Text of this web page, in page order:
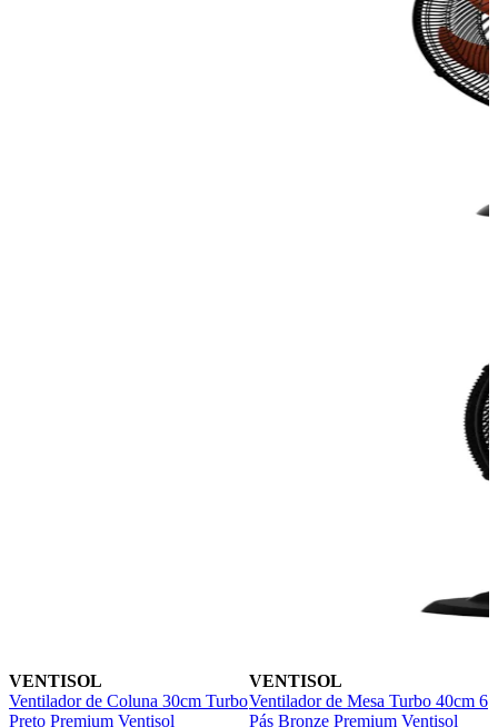
VENTISOL
Ventilador de Coluna 30cm Turbo
Preto Premium Ventisol
VENTISOL
Ventilador de Mesa Turbo 40cm 6
Pás Bronze Premium Ventisol